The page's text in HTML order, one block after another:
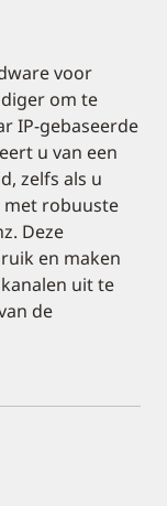
voor
om te
IP-gebaseerde
u van een
zelfs als u
met robuuste
Deze
en maken
uit te
de